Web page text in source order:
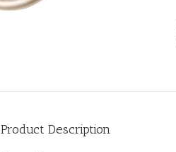
Product Description